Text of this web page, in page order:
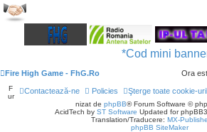
*Cod mini
Fire High Game - FhG.Ro Ora
Şterge toate cookie-
Policies
Contactează-ne
F
ur
nizat de phpBB® Forum Software ©
AcidTech by ST Software Updated for
Translation/Traducere: MX-
phpBB SiteMaker